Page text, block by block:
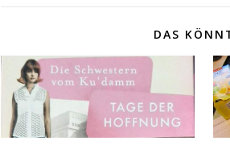
DAS